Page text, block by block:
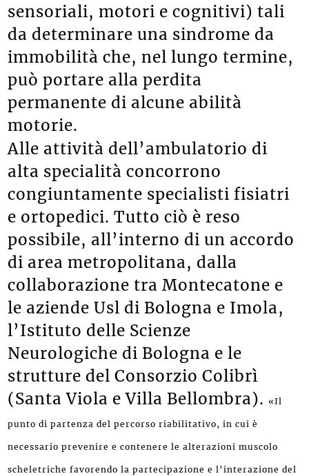
sensoriali, motori e cognitivi) tali
da determinare una sindrome da
immobilità che, nel lungo termine,
può portare alla perdita
permanente di alcune abilità
motorie.
Alle attività dell’ambulatorio di
alta specialità concorrono
congiuntamente specialisti fisiatri
e ortopedici. Tutto ciò è reso
possibile, all’interno di un accordo
di area metropolitana, dalla
collaborazione tra Montecatone e
le aziende Usl di Bologna e Imola,
l’Istituto delle Scienze
Neurologiche di Bologna e le
strutture del Consorzio Colibrì
(Santa Viola e Villa Bellombra).«Il
punto di partenza del percorso riabilitativo, in cui è
necessario prevenire e contenere le alterazioni muscolo
scheletriche favorendo la partecipazione e l’interazione del